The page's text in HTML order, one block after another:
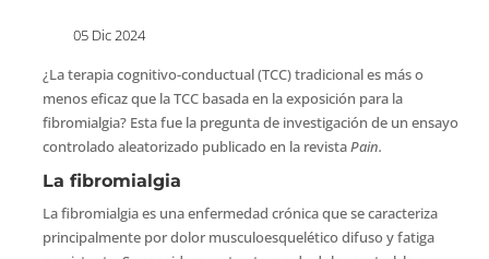
05 Dic 2024
¿La terapia cognitivo-conductual (TCC) tradicional es más o
menos eficaz que la TCC basada en la exposición para la
fibromialgia? Esta fue la pregunta de investigación de un ensayo
controlado aleatorizado publicado en la revistaPain.
La fibromialgia
La fibromialgia es una enfermedad crónica que se caracteriza
principalmente por dolor musculoesquelético difuso y fatiga